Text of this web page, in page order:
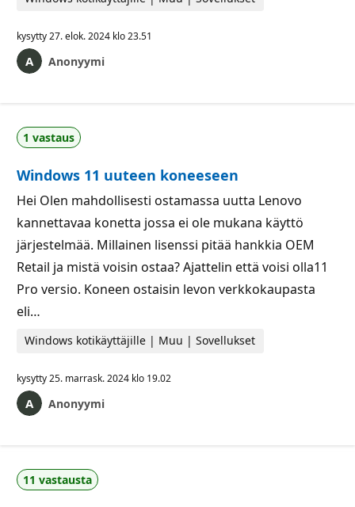
kysytty27. elok. 2024 klo 23.51
Anonyymi
1 vastaus
Windows 11 uuteen koneeseen
Hei Olen mahdollisesti ostamassa uutta Lenovo
kannettavaa konetta jossa ei ole mukana käyttö
järjestelmää. Millainen lisenssi pitää hankkia OEM
Retail ja mistä voisin ostaa? Ajattelin että voisi olla11
Pro versio. Koneen ostaisin levon verkkokaupasta
eli…
Windows kotikäyttäjille | Muu | Sovellukset
kysytty25. marrask. 2024 klo 19.02
Anonyymi
11 vastausta